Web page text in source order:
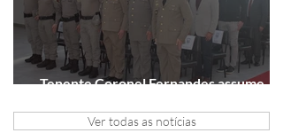
Tenente Coronel Fernandes assume
Ver todas as notícias